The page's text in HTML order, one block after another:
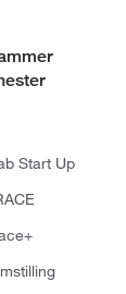
Start Up